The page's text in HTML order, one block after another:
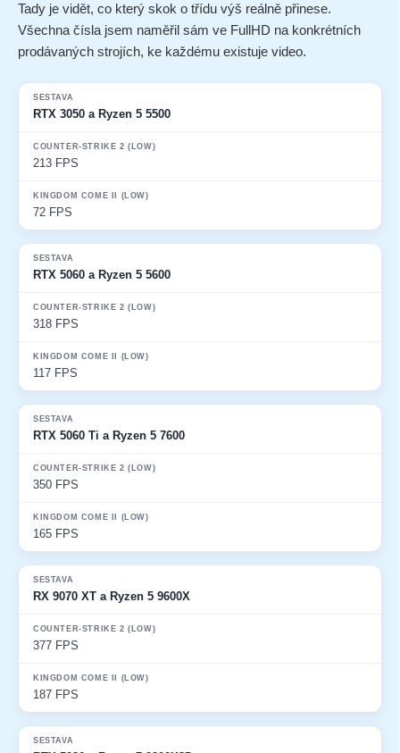
Tady je vidět, co který skok o třídu výš reálně přinese.
Všechna čísla jsem naměřil sám ve FullHD na konkrétních
prodávaných strojích, ke každému existuje video.
Sestava
RTX 3050 a Ryzen 5 5500
213 FPS
72 FPS
RTX 5060 a Ryzen 5 5600
318 FPS
117 FPS
RTX 5060 Ti a Ryzen 5 7600
350 FPS
165 FPS
RX 9070 XT a Ryzen 5 9600X
377 FPS
187 FPS